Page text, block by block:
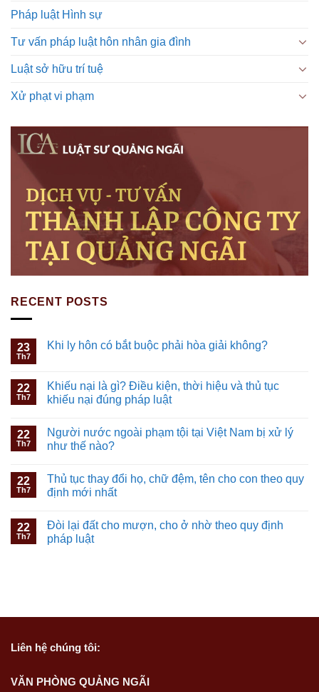
Pháp luật Hình sự
Tư vấn pháp luật hôn nhân gia đình
Luật sở hữu trí tuệ
Xử phạt vi phạm
RECENT POSTS
23
Th7
Khi ly hôn có bắt buộc phải hòa giải không?
22
Th7
Khiếu nại là gì? Điều kiện, thời hiệu và thủ tục
khiếu nại đúng pháp luật
22
Th7
Người nước ngoài phạm tội tại Việt Nam bị xử lý
như thế nào?
22
Th7
Thủ tục thay đổi họ, chữ đệm, tên cho con theo quy
định mới nhất
22
Th7
Đòi lại đất cho mượn, cho ở nhờ theo quy định
pháp luật
Liên hệ chúng tôi:
VĂN PHÒNG QUẢNG NGÃI